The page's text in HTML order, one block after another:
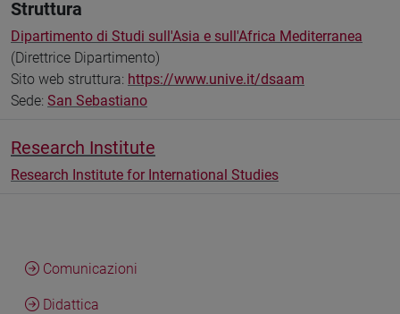
Struttura
Dipartimento di Studi sull'Asia e sull'Africa Mediterranea
(Direttrice Dipartimento)
Sito web struttura: https://www.unive.it/dsaam
Sede: San Sebastiano
Research Institute
Research Institute for International Studies
Comunicazioni
Didattica